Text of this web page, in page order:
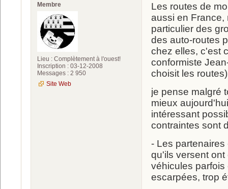
Membre
Lieu : Complètement à l'ouest!
Inscription : 03-12-2008
Messages : 2 950
Site Web
Les routes de
aussi en France,
particulier des
des auto-routes
chez elles, c'est
conformiste
choisit les
je pense malgré
mieux
intéressant
contraintes sont
- Les
qu'ils versent
véhicules
escarpées, trop